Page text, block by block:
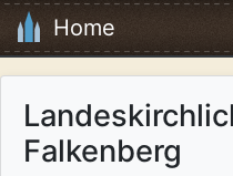
Home
Falkenberg